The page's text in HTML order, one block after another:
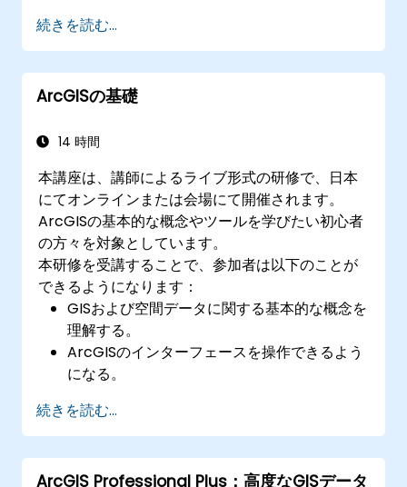
決策を扱うスキルの獲得
ArcGIS Enterprise環境の監視および維持管
理に必要なノウハウの習得
バックアップ・復旧処理やパフォーマンス最
続きを読む...
ArcGISの基礎
14 時間
本講座は、講師によるライブ形式の研修で、日本
にてオンラインまたは会場にて開催されます。
ArcGISの基本的な概念やツールを学びたい初心者
の方々を対象としています。
本研修を受講することで、参加者は以下のことが
できるようになります：
GISおよび空間データに関する基本的な概念を
理解する。
ArcGISのインターフェースを操作できるよう
になる。
基本的な空間解析を行うことができる。
地図や視覚化資料を作成することができる。
続きを読む...
ArcGIS Professional Plus：高度なGISデータ